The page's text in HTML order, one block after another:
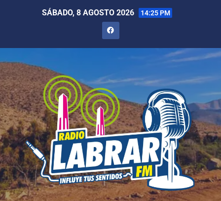
SÁBADO, 8 AGOSTO 2026 14:25 PM